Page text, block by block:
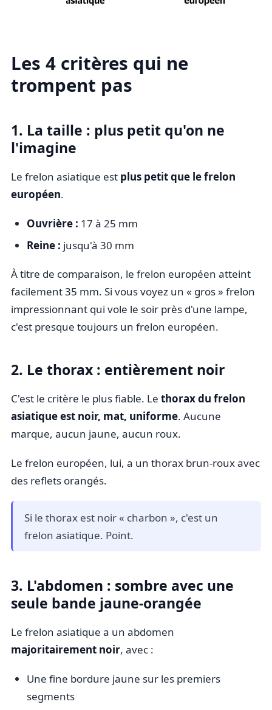
Les 4 critères qui ne
trompent pas
1. La taille : plus petit qu'on ne
l'imagine
Le frelon asiatique est plus petit que le frelon
européen.
Ouvrière : 17 à 25 mm
Reine : jusqu'à 30 mm
À titre de comparaison, le frelon européen atteint
facilement 35 mm. Si vous voyez un « gros » frelon
impressionnant qui vole le soir près d'une lampe,
c'est presque toujours un frelon européen.
2. Le thorax : entièrement noir
C'est le critère le plus fiable. Lethorax du frelon
asiatique est noir, mat, uniforme. Aucune
marque, aucun jaune, aucun roux.
Le frelon européen, lui, a un thorax brun-roux avec
des reflets orangés.
Si le thorax est noir « charbon », c'est un
frelon asiatique. Point.
3. L'abdomen : sombre avec une
seule bande jaune-orangée
Le frelon asiatique a un abdomen
majoritairement noir, avec :
Une fine bordure jaune sur les premiers
segments